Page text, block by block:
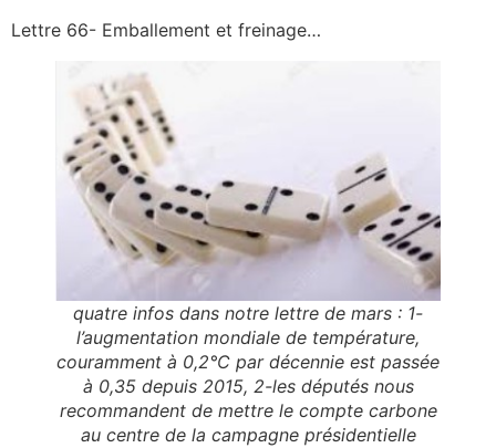
Lettre 66- Emballement et freinage…
quatre infos dans notre lettre de mars : 1-
l’augmentation mondiale de température,
couramment à 0,2°C par décennie est passée
à 0,35 depuis 2015, 2-les députés nous
recommandent de mettre le compte carbone
au centre de la campagne présidentielle